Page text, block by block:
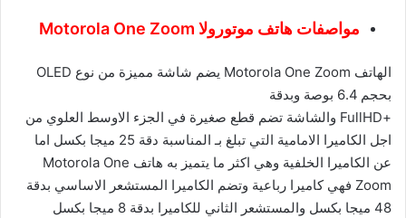
مواصفات هاتف موتورولا Motorola One Zoom
الهاتف Motorola One Zoom يضم شاشة مميزة من نوع OLED
بحجم 6.4 بوصة وبدقة
+FullHD والشاشة تضم قطع صغيرة في الجزء الاوسط العلوي من
اجل الكاميرا الامامية التي تبلغ بـ المناسبة دقة 25 ميجا بكسل اما
عن الكاميرا الخلفية وهي اكثر ما يتميز به هاتف Motorola One
Zoom فهي كاميرا رباعية وتضم الكاميرا المستشعر الاساسي بدقة
48 ميجا بكسل والمستشعر الثاني للكاميرا بدقة 8 ميجا بكسل